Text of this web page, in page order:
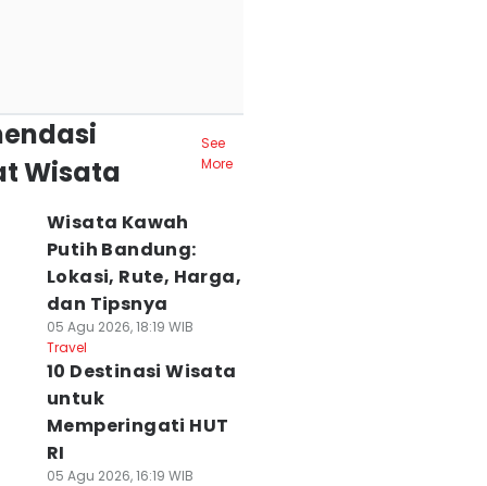
Wisata
See
More
Wisata Kawah
Putih Bandung:
Lokasi, Rute, Harga,
dan Tipsnya
05 Agu 2026, 18:19 WIB
Travel
10 Destinasi Wisata
untuk
Memperingati HUT
RI
05 Agu 2026, 16:19 WIB